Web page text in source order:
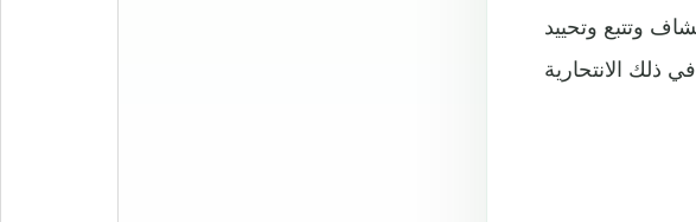
وتتبع وتحييد